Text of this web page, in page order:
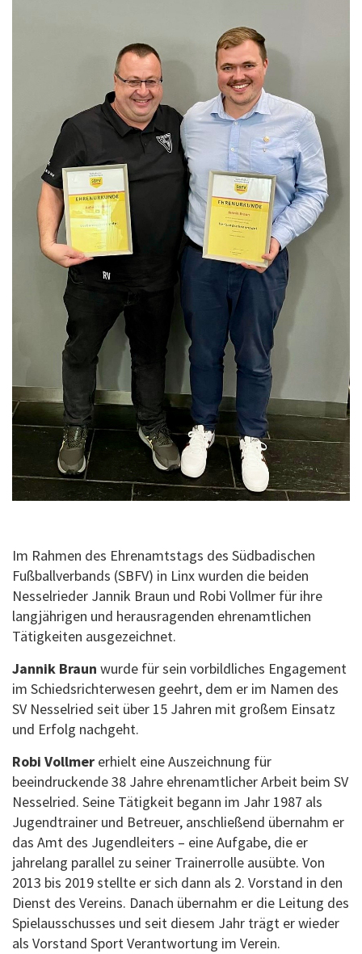
Im Rahmen des Ehrenamtstags des Südbadischen
Fußballverbands (SBFV) in Linx wurden die beiden
Nesselrieder Jannik Braun und Robi Vollmer für ihre
langjährigen und herausragenden ehrenamtlichen
Tätigkeiten ausgezeichnet.
Jannik Braun wurde für sein vorbildliches Engagement
im Schiedsrichterwesen geehrt, dem er im Namen des
SV Nesselried seit über 15 Jahren mit großem Einsatz
und Erfolg nachgeht.
Robi Vollmer erhielt eine Auszeichnung für
beeindruckende 38 Jahre ehrenamtlicher Arbeit beim SV
Nesselried. Seine Tätigkeit begann im Jahr 1987 als
Jugendtrainer und Betreuer, anschließend übernahm er
das Amt des Jugendleiters – eine Aufgabe, die er
jahrelang parallel zu seiner Trainerrolle ausübte. Von
2013 bis 2019 stellte er sich dann als 2. Vorstand in den
Dienst des Vereins. Danach übernahm er die Leitung des
Spielausschusses und seit diesem Jahr trägt er wieder
als Vorstand Sport Verantwortung im Verein.